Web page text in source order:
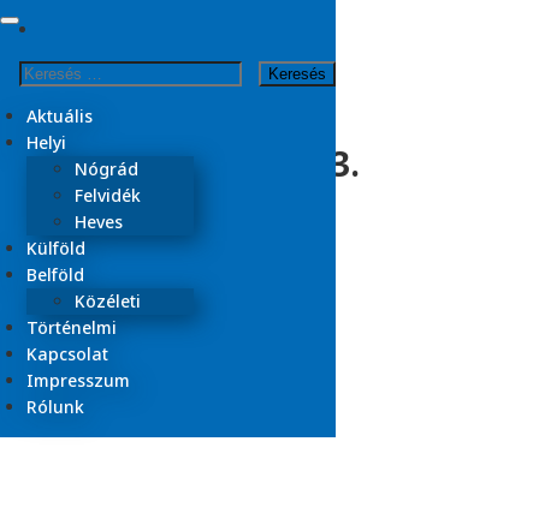
Skip
content
Keresés:
Aktuális
Helyi
Nógrád
Felvidék
Heves
Külföld
Belföld
Közéleti
Történelmi
Kapcsolat
Impresszum
Rólunk
Kezdőlap
2025
január
Nap:2025. január 23.